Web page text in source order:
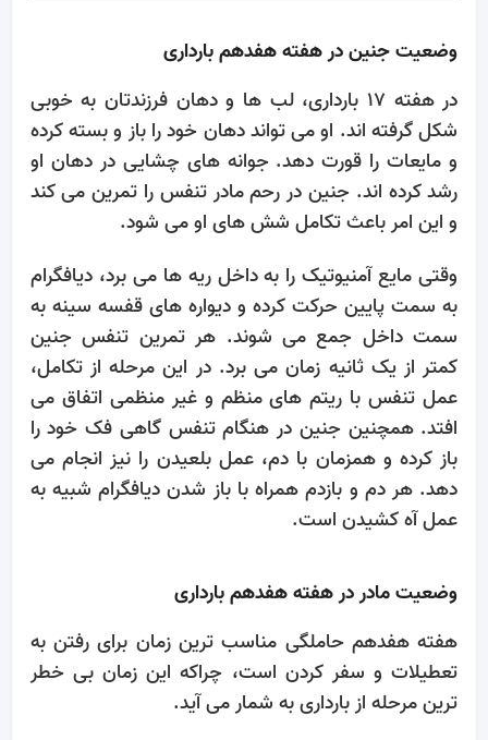
وضعیت جنین در هفته هفدهم بارداری
در هفته 17 بارداری، لب ها و دهان فرزندتان به خوبی
شکل گرفته اند. او می تواند دهان خود را باز و بسته کرده
و مایعات را قورت دهد. جوانه های چشایی در دهان او
رشد کرده اند. جنین در رحم مادر تنفس را تمرین می کند
و این امر باعث تکامل شش های او می شود.
وقتی مایع آمنیوتیک را به داخل ریه ها می برد، دیافگرام
به سمت پایین حرکت کرده و دیواره های قفسه سینه به
سمت داخل جمع می شوند. هر تمرین تنفس جنین
کمتر از یک ثانیه زمان می برد. در این مرحله از تکامل،
عمل تنفس با ریتم های منظم و غیر منظمی اتفاق می
افتد. همچنین جنین در هنگام تنفس گاهی فک خود را
باز کرده و همزمان با دم، عمل بلعیدن را نیز انجام می
دهد. هر دم و بازدم همراه با باز شدن دیافگرام شبیه به
عمل آه کشیدن است.
وضعیت مادر در هفته هفدهم بارداری
هفته هفدهم حاملگی مناسب ترین زمان برای رفتن به
تعطیلات و سفر کردن است، چراکه این زمان بی خطر
ترین مرحله از بارداری به شمار می آید.